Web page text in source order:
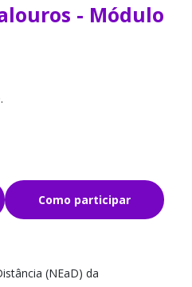
- Módulo
Como participar
(NEaD) da